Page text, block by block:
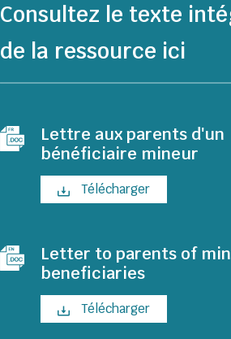
Consultez le texte
de la ressource ici
Lettre aux parents d'un
bénéficiaire mineur
Télécharger
Letter to parents of
beneficiaries
Télécharger